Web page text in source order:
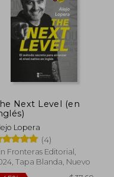
Next Level (en
Lopera
(4)
Fronteras Editorial,
Tapa Blanda, Nuevo